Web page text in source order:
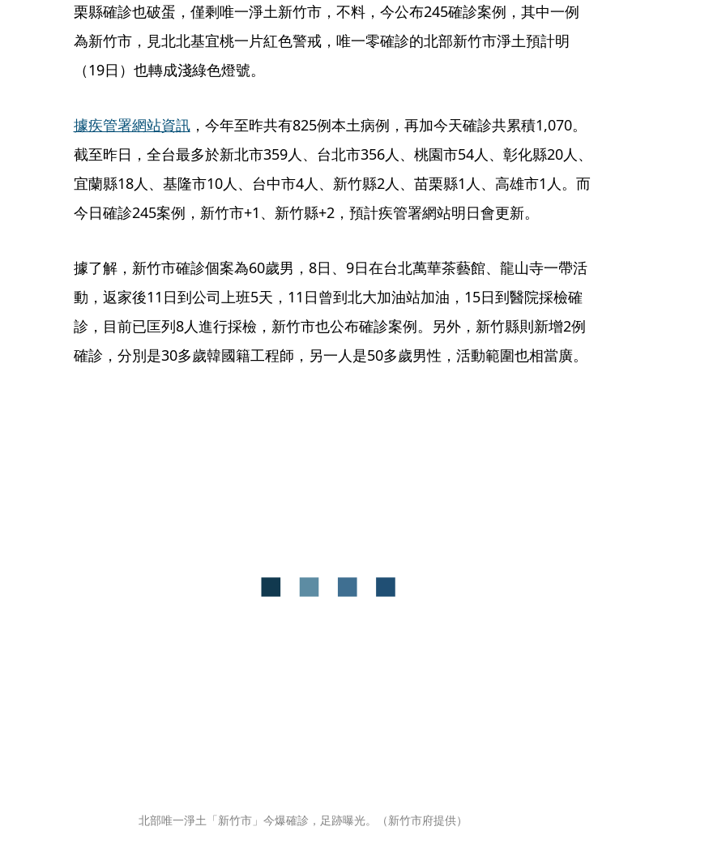
栗縣確診也破蛋，僅剩唯一淨土新竹市，不料，今公布245確診案例，其中一例
為新竹市，見北北基宜桃一片紅色警戒，唯一零確診的北部新竹市淨土預計明
（19日）也轉成淺綠色燈號。
據疾管署網站資訊，今年至昨共有825例本土病例，再加今天確診共累積1,070。
截至昨日，全台最多於新北市359人、台北市356人、桃園市54人、彰化縣20人、
宜蘭縣18人、基隆市10人、台中市4人、新竹縣2人、苗栗縣1人、高雄市1人。而
今日確診245案例，新竹市+1、新竹縣+2，預計疾管署網站明日會更新。
據了解，新竹市確診個案為60歲男，8日、9日在台北萬華茶藝館、龍山寺一帶活
動，返家後11日到公司上班5天，11日曾到北大加油站加油，15日到醫院採檢確
診，目前已匡列8人進行採檢，新竹市也公布確診案例。另外，新竹縣則新增2例
確診，分別是30多歲韓國籍工程師，另一人是50多歲男性，活動範圍也相當廣。
北部唯一淨土「新竹市」今爆確診，足跡曝光。（新竹市府提供）